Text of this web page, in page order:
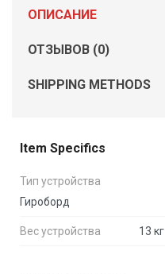
ОПИСАНИЕ
ОТЗЫВОВ (0)
SHIPPING METHODS
Item Specifics
Тип устройства
Гироборд
Вес устройства 13 кг